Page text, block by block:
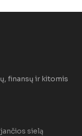
finansų ir kitomis
sielą